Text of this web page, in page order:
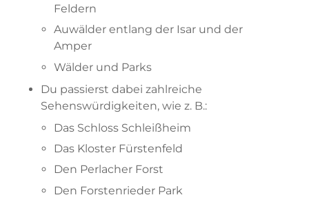
Feldern
Auwälder entlang der Isar und der
Amper
Wälder und Parks
Du passierst dabei zahlreiche
Sehenswürdigkeiten, wie z. B.:
Das Schloss Schleißheim
Das Kloster Fürstenfeld
Den Perlacher Forst
Den Forstenrieder Park